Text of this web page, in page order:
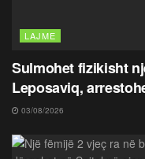
LAJME
Sulmohet fizikisht
Leposaviq,
03/08/2026